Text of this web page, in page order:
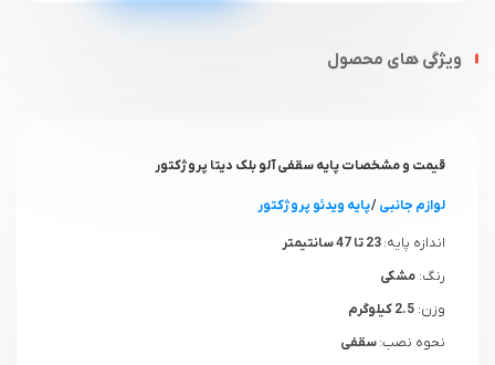
ویژگی های محصول
قیمت و مشخصات پایه سقفی آلو بلک دیتا پروژکتور
لوازم جانبی/پایه ویدئو پروژکتور
اندازه پایه:
رنگ: مشکی
وزن: 2.5 کیلوگرم
نحوه نصب:سقفی